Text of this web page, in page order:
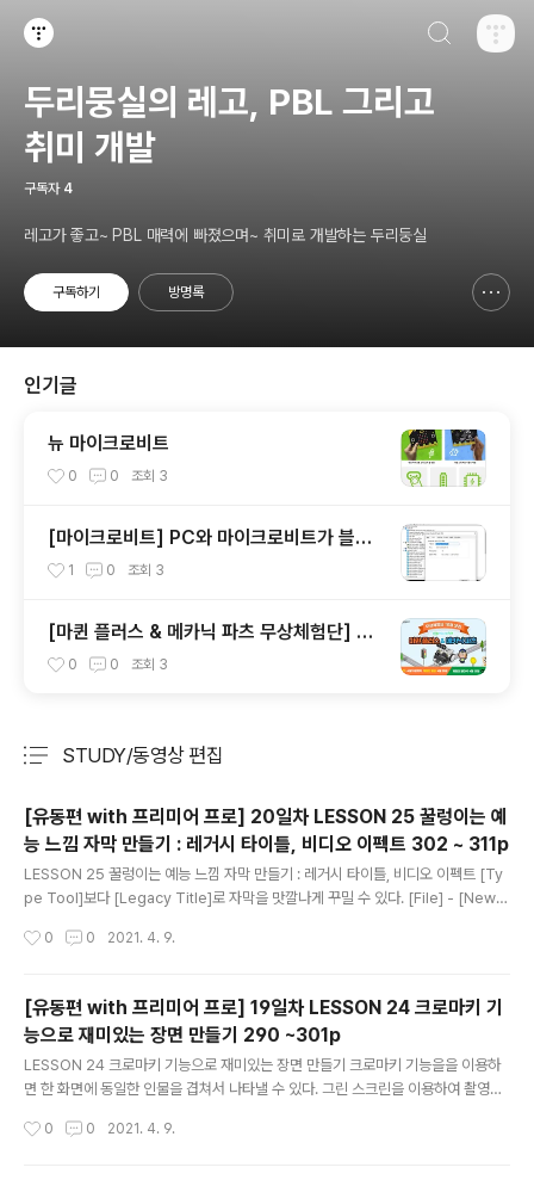
두리뭉실의 레고, PBL 그리고
취미 개발
구독자 4
레고가 좋고~ PBL 매력에 빠졌으며~ 취미로 개발하는 두리둥실
구독하기 방명록
인기글
뉴 마이크로비트
0 0 조회 3
[마이크로비트] PC와 마이크로비트가 블루
투스로 연결이 안될때
1 0 조회 3
[마퀸 플러스 & 메카닉 파츠 무상체험단] 참
여 및 계획
0 0 조회 3
STUDY/동영상 편집
[유동편 with 프리미어 프로] 20일차 LESSON 25 꿀렁이는 예
능 느낌 자막 만들기 : 레거시 타이틀, 비디오 이펙트 302 ~ 311p
LESSON 25 꿀렁이는 예능 느낌 자막 만들기 : 레거시 타이틀, 비디오 이펙트 [Ty
pe Tool]보다 [Legacy Title]로 자막을 맛깔나게 꾸밀 수 있다. [File] - [New]
옵션 아이콘을 눌러 [Tools], [Styles], [Actions], [Properties]를 선택한다. 꾸
나 그랫듯이 꿀럼거림 정도는 세부 항목들의 값을 변경한다. 이전글 - 2021.04.09
- [STUDY/동영상 편집] - [유동편 with 프리미어 프로] 19일차 LESSON 24 크
로마키 기능으로 재..
0 0 2021. 4. 9.
[유동편 with 프리미어 프로] 19일차 LESSON 24 크로마키 기
능으로 재미있는 장면 만들기 290 ~301p
LESSON 24 크로마키 기능으로 재미있는 장면 만들기 크로마키 기능을을 이용하
면 한 화면에 동일한 인물을 겹쳐서 나타낼 수 있다. 그린 스크린을 이용하여 촬영된
y Color]의 스포이드 툴로 그린 스크린 영역을 선택한다. 이때 [Matte Generatio
0 0 2021. 4. 9.